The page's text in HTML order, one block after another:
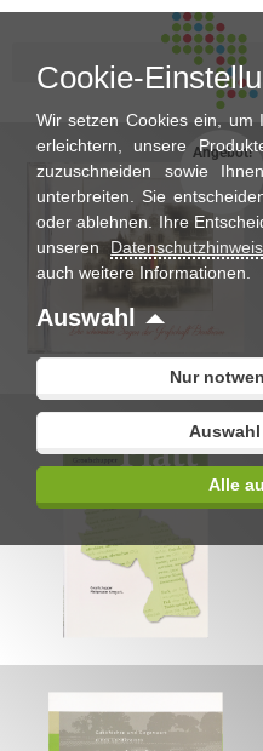
Angebot!
5,00
€
Cookie-
Wir setzen Cookies ein, um
erleichtern, unsere
zuzuschneiden sowie
unterbreiten. Sie
oder ablehnen. Ihre
unseren
auch weitere Informationen.
Auswahl
Nur
Alle